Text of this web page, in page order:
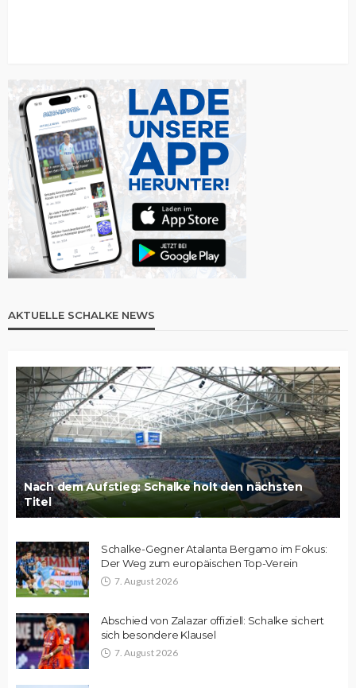
AKTUELLE SCHALKE NEWS
Nach dem Aufstieg: Schalke holt den nächsten
Titel
Schalke-Gegner Atalanta Bergamo im Fokus:
Der Weg zum europäischen Top-Verein
7. August 2026
Abschied von Zalazar offiziell: Schalke sichert
sich besondere Klausel
7. August 2026